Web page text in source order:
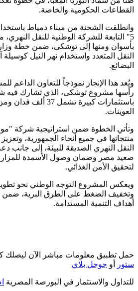
القطاعات الحكومية والخاصة.
وانطلقت الشحنة من ميناء دمياط
5" التابعة للشركة الوطنية للنقل
بأسوان ومنها إلى توشكى، ضمن خطة
النقل المتعدد واستخدام نهر النيل كوسيلة
البضائع.
ويُعد هذا الإنجاز نموذجاً للتعاون الداعم
رأسها مشروع توشكى، الذي تشارك فيه
باستثمارات كبيرة
العوينات.
وتأتي الخطوة ضمن استراتيجية شركة
منتجاتها في جميع أنحاء الجمهورية،
النقل النهري الصديقة للبيئة، إلى جانب
صعيد مصر وضمان وصول الأسمدة
لتحقيق الأمن الغذائي.
ويعكس المشروع التوجه الوطني نحو
وتخفيف الضغط على الطرق البرية،
أهداف التنمية المستدامة.
حمل تطبيق معلومات مباشر الآن ليصلك
ستور
أو جوجل بلاي
للتداول والاستثمار في البورصة المصرية